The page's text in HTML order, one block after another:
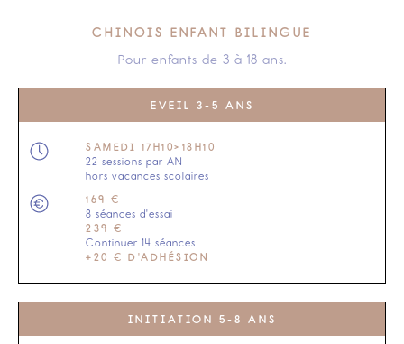
CHINOIS ENFANT BILINGUE
Pour enfants de 3 à 18 ans.
EVEIL 3-5 ANS
SAMEDI 17H10>18H10
22 sessions par AN
hors vacances scolaires
169 €
8 séances d'essai
239 €
Continuer 14 séances
+20 € D'ADHÉSION
INITIATION 5-8 ANS